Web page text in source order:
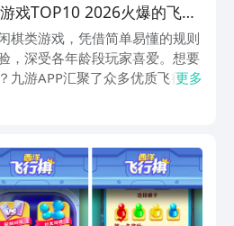
戏TOP10 2026火爆的飞行
棋类游戏，凭借简单易懂的规则
，深受各年龄段玩家喜爱。想要
九游APP汇聚了众多优质飞行棋
与实用游戏福利。九游平台以高
更多